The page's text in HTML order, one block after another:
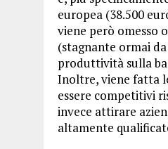
europea (38.500
viene però omesso
(stagnante ormai
produttività sulla
Inoltre, viene fatta
essere competitivi
invece attirare
altamente